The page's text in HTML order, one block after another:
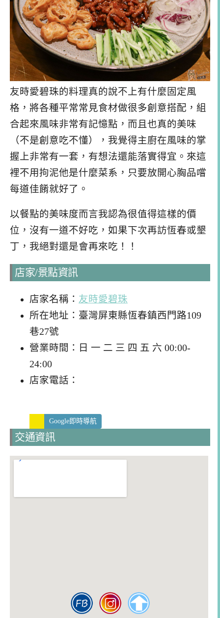
友時愛碧珠的料理真的說不上有什麼固定風
格，將各種平常常見食材做很多創意搭配，組
合起來風味非常有記憶點，而且也真的美味
（不是創意吃不懂），我覺得主廚在風味的掌
握上非常有一套，有想法還能落實得宜。來這
裡不用拘泥他是什麼菜系，只要放開心胸品嚐
每道佳餚就好了。
以餐點的美味度而言我認為很值得這樣的價
位，沒有一道不好吃，如果下次再訪恆春或墾
丁，我絕對還是會再來吃！！
店家/景點資訊
店家名稱： 友時愛碧珠
所在地址：臺灣屏東縣恆春鎮西門路109
巷27號
營業時間：日 一 二 三 四 五 六 00:00-
24:00
店家電話：
Google即時導航
交通資訊